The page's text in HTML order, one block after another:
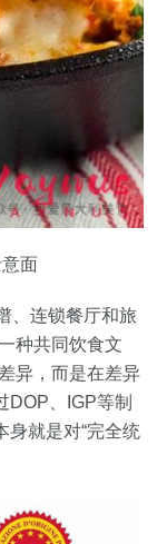
面
、连锁餐厅和旅
种共同饮食文
异，而是在差异
DOP、IGP等制
身就是对“完全统